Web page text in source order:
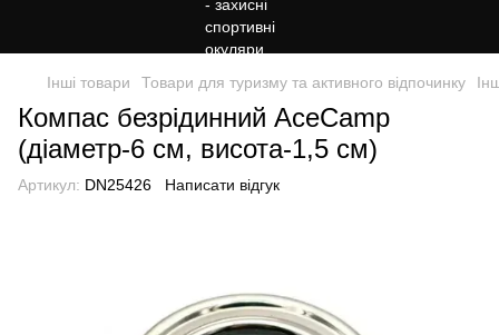
Інші товари Товари для туризму та активного відпочинку
Компас безрідинний AceCamp
(діаметр-6 см, висота-1,5 см)
Артикул: DN25426 Написати відгук